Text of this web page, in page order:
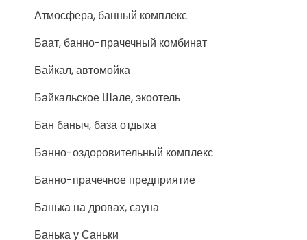
Атмосфера, банный комплекс
Баат, банно-прачечный комбинат
Байкал, автомойка
Байкальское Шале, экоотель
Бан баныч, база отдыха
Банно-оздоровительный комплекс
Банно-прачечное предприятие
Банька на дровах, сауна
Банька у Саньки